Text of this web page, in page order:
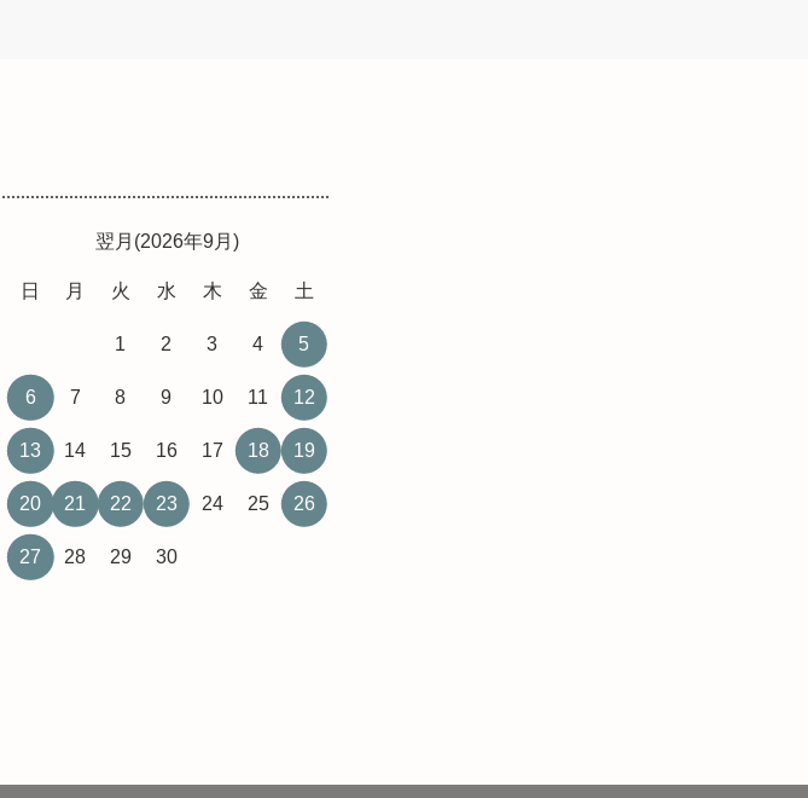
翌月(2026年9月)
日 月 火 水 木 金 土
1 2 3 4 5
6 7 8 9 10 11 12
13 14 15 16 17 18 19
20 21 22 23 24 25 26
27 28 29 30